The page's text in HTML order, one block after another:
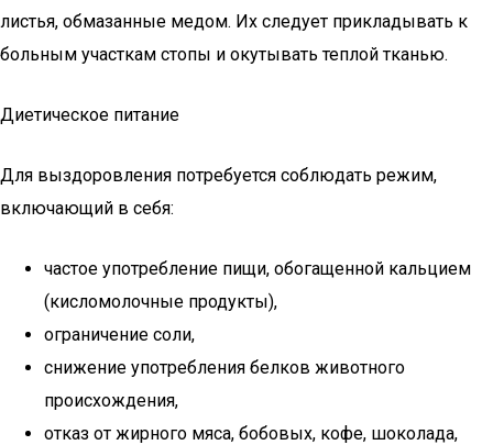
листья, обмазанные медом. Их следует прикладывать к
больным участкам стопы и окутывать теплой тканью.
Диетическое питание
Для выздоровления потребуется соблюдать режим,
включающий в себя:
частое употребление пищи, обогащенной кальцием
(кисломолочные продукты),
ограничение соли,
снижение употребления белков животного
происхождения,
отказ от жирного мяса, бобовых, кофе, шоколада,